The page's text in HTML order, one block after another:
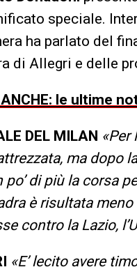
speciale.
ha parlato del
di Allegri e delle
ANCHE: le ultime
DEL MILAN «Per
ma dopo
po’ di più la corsa
è risultata
contro la Lazio,
«E’ lecito avere